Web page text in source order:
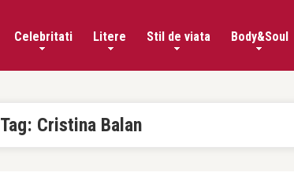
Celebritati Litere Stil de viata Body&Soul
Tag: Cristina Balan